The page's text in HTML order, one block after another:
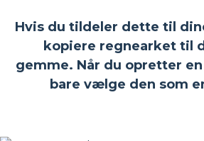
Hvis du tildeler dette til
kopiere regnearket til
gemme. Når du opretter
bare vælge den som